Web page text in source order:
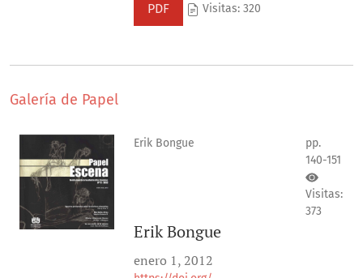
PDF Visitas: 320
Galería de Papel
Erik Bongue
pp.
140-151
Visitas:
373
Erik Bongue
enero 1, 2012